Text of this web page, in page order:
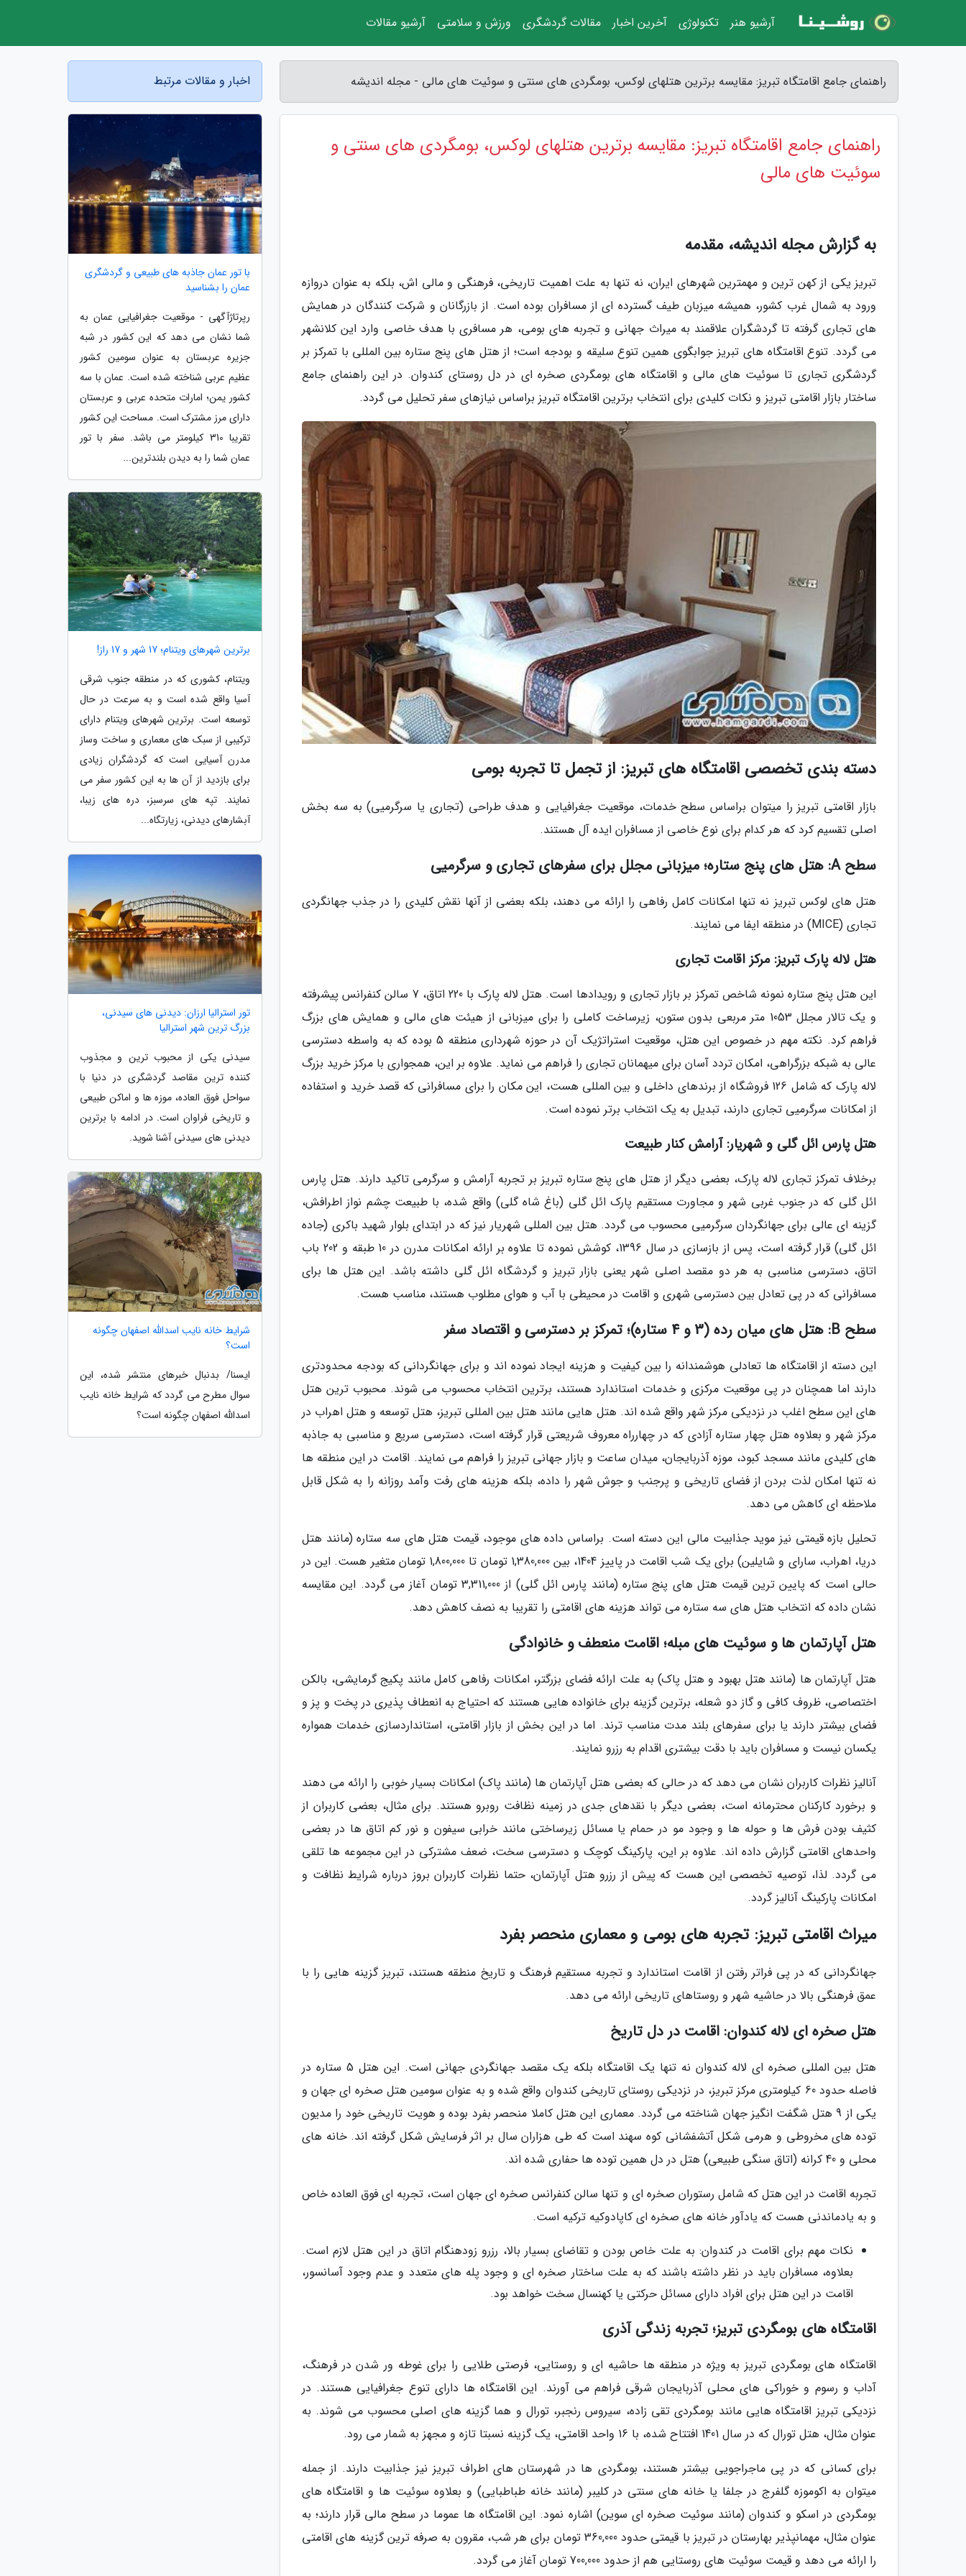
راهنمای جامع اقامتگاه تبریز: مقایسه برترین هتلهای لوکس، بومگردی های سنتی و سوئیت های مالی - مجله اندیشه
راهنمای جامع اقامتگاه تبریز: مقایسه برترین هتلهای لوکس، بومگردی های سنتی و
سوئیت های مالی
به گزارش مجله اندیشه، مقدمه
تبریز یکی از کهن ترین و مهمترین شهرهای ایران، نه تنها به علت اهمیت تاریخی، فرهنگی و مالی اش، بلکه به عنوان دروازه
ورود به شمال غرب کشور، همیشه میزبان طیف گسترده ای از مسافران بوده است. از بازرگانان و شرکت کنندگان در همایش
های تجاری گرفته تا گردشگران علاقمند به میراث جهانی و تجربه های بومی، هر مسافری با هدف خاصی وارد این کلانشهر
می گردد. تنوع اقامتگاه های تبریز جوابگوی همین تنوع سلیقه و بودجه است؛ از هتل های پنج ستاره بین المللی با تمرکز بر
گردشگری تجاری تا سوئیت های مالی و اقامتگاه های بومگردی صخره ای در دل روستای کندوان. در این راهنمای جامع
ساختار بازار اقامتی تبریز و نکات کلیدی برای انتخاب برترین اقامتگاه تبریز براساس نیازهای سفر تحلیل می گردد.
دسته بندی تخصصی اقامتگاه های تبریز: از تجمل تا تجربه بومی
بازار اقامتی تبریز را میتوان براساس سطح خدمات، موقعیت جغرافیایی و هدف طراحی (تجاری یا سرگرمیی) به سه بخش
اصلی تقسیم کرد که هر کدام برای نوع خاصی از مسافران ایده آل هستند.
سطح A: هتل های پنج ستاره؛ میزبانی مجلل برای سفرهای تجاری و سرگرمیی
هتل های لوکس تبریز نه تنها امکانات کامل رفاهی را ارائه می دهند، بلکه بعضی از آنها نقش کلیدی را در جذب جهانگردی
تجاری (MICE) در منطقه ایفا می نمایند.
هتل لاله پارک تبریز: مرکز اقامت تجاری
این هتل پنج ستاره نمونه شاخص تمرکز بر بازار تجاری و رویدادها است. هتل لاله پارک با 220 اتاق، 7 سالن کنفرانس پیشرفته
و یک تالار مجلل 1053 متر مربعی بدون ستون، زیرساخت کاملی را برای میزبانی از هیئت های مالی و همایش های بزرگ
فراهم کرد. نکته مهم در خصوص این هتل، موقعیت استراتژیک آن در حوزه شهرداری منطقه 5 بوده که به واسطه دسترسی
عالی به شبکه بزرگراهی، امکان تردد آسان برای میهمانان تجاری را فراهم می نماید. علاوه بر این، همجواری با مرکز خرید بزرگ
لاله پارک که شامل 126 فروشگاه از برندهای داخلی و بین المللی هست، این مکان را برای مسافرانی که قصد خرید و استفاده
از امکانات سرگرمیی تجاری دارند، تبدیل به یک انتخاب برتر نموده است.
هتل پارس ائل گلی و شهریار: آرامش کنار طبیعت
برخلاف تمرکز تجاری لاله پارک، بعضی دیگر از هتل های پنج ستاره تبریز بر تجربه آرامش و سرگرمی تاکید دارند. هتل پارس
ائل گلی که در جنوب غربی شهر و مجاورت مستقیم پارک ائل گلی (باغ شاه گلی) واقع شده، با طبیعت چشم نواز اطرافش،
گزینه ای عالی برای جهانگردان سرگرمیی محسوب می گردد. هتل بین المللی شهریار نیز که در ابتدای بلوار شهید باکری (جاده
ائل گلی) قرار گرفته است، پس از بازسازی در سال 1396، کوشش نموده تا علاوه بر ارائه امکانات مدرن در 10 طبقه و 202 باب
اتاق، دسترسی مناسبی به هر دو مقصد اصلی شهر یعنی بازار تبریز و گردشگاه ائل گلی داشته باشد. این هتل ها برای
مسافرانی که در پی تعادل بین دسترسی شهری و اقامت در محیطی با آب و هوای مطلوب هستند، مناسب هست.
سطح B: هتل های میان رده (3 و 4 ستاره)؛ تمرکز بر دسترسی و اقتصاد سفر
این دسته از اقامتگاه ها تعادلی هوشمندانه را بین کیفیت و هزینه ایجاد نموده اند و برای جهانگردانی که بودجه محدودتری
دارند اما همچنان در پی موقعیت مرکزی و خدمات استاندارد هستند، برترین انتخاب محسوب می شوند. محبوب ترین هتل
های این سطح اغلب در نزدیکی مرکز شهر واقع شده اند. هتل هایی مانند هتل بین المللی تبریز، هتل توسعه و هتل اهراب در
مرکز شهر و بعلاوه هتل چهار ستاره آزادی که در چهارراه معروف شریعتی قرار گرفته است، دسترسی سریع و مناسبی به جاذبه
های کلیدی مانند مسجد کبود، موزه آذربایجان، میدان ساعت و بازار جهانی تبریز را فراهم می نمایند. اقامت در این منطقه ها
نه تنها امکان لذت بردن از فضای تاریخی و پرجنب و جوش شهر را داده، بلکه هزینه های رفت وآمد روزانه را به شکل قابل
ملاحظه ای کاهش می دهد.
تحلیل بازه قیمتی نیز موید جذابیت مالی این دسته است. براساس داده های موجود، قیمت هتل های سه ستاره (مانند هتل
دریا، اهراب، سارای و شایلین) برای یک شب اقامت در پاییز 1404، بین 1,380,000 تومان تا 1,800,000 تومان متغیر هست. این در
حالی است که پایین ترین قیمت هتل های پنج ستاره (مانند پارس ائل گلی) از 3,311,000 تومان آغاز می گردد. این مقایسه
نشان داده که انتخاب هتل های سه ستاره می تواند هزینه های اقامتی را تقریبا به نصف کاهش دهد.
هتل آپارتمان ها و سوئیت های مبله؛ اقامت منعطف و خانوادگی
هتل آپارتمان ها (مانند هتل بهبود و هتل پاک) به علت ارائه فضای بزرگتر، امکانات رفاهی کامل مانند پکیج گرمایشی، بالکن
اختصاصی، ظروف کافی و گاز دو شعله، برترین گزینه برای خانواده هایی هستند که احتیاج به انعطاف پذیری در پخت و پز و
فضای بیشتر دارند یا برای سفرهای بلند مدت مناسب ترند. اما در این بخش از بازار اقامتی، استانداردسازی خدمات همواره
یکسان نیست و مسافران باید با دقت بیشتری اقدام به رزرو نمایند.
آنالیز نظرات کاربران نشان می دهد که در حالی که بعضی هتل آپارتمان ها (مانند پاک) امکانات بسیار خوبی را ارائه می دهند
و برخورد کارکنان محترمانه است، بعضی دیگر با نقدهای جدی در زمینه نظافت روبرو هستند. برای مثال، بعضی کاربران از
کثیف بودن فرش ها و حوله ها و وجود مو در حمام یا مسائل زیرساختی مانند خرابی سیفون و نور کم اتاق ها در بعضی
واحدهای اقامتی گزارش داده اند. علاوه بر این، پارکینگ کوچک و دسترسی سخت، ضعف مشترکی در این مجموعه ها تلقی
می گردد. لذا، توصیه تخصصی این هست که پیش از رزرو هتل آپارتمان، حتما نظرات کاربران بروز درباره شرایط نظافت و
امکانات پارکینگ آنالیز گردد.
میراث اقامتی تبریز: تجربه های بومی و معماری منحصر بفرد
جهانگردانی که در پی فراتر رفتن از اقامت استاندارد و تجربه مستقیم فرهنگ و تاریخ منطقه هستند، تبریز گزینه هایی را با
عمق فرهنگی بالا در حاشیه شهر و روستاهای تاریخی ارائه می دهد.
هتل صخره ای لاله کندوان: اقامت در دل تاریخ
هتل بین المللی صخره ای لاله کندوان نه تنها یک اقامتگاه بلکه یک مقصد جهانگردی جهانی است. این هتل 5 ستاره در
فاصله حدود 60 کیلومتری مرکز تبریز، در نزدیکی روستای تاریخی کندوان واقع شده و به عنوان سومین هتل صخره ای جهان و
یکی از 9 هتل شگفت انگیز جهان شناخته می گردد. معماری این هتل کاملا منحصر بفرد بوده و هویت تاریخی خود را مدیون
توده های مخروطی و هرمی شکل آتشفشانی کوه سهند است که طی هزاران سال بر اثر فرسایش شکل گرفته اند. خانه های
محلی و 40 کرانه (اتاق سنگی طبیعی) هتل در دل همین توده ها حفاری شده اند.
تجربه اقامت در این هتل که شامل رستوران صخره ای و تنها سالن کنفرانس صخره ای جهان است، تجربه ای فوق العاده خاص
و به یادماندنی هست که یادآور خانه های صخره ای کاپادوکیه ترکیه است.
نکات مهم برای اقامت در کندوان: به علت خاص بودن و تقاضای بسیار بالا، رزرو زودهنگام اتاق در این هتل لازم است.
بعلاوه، مسافران باید در نظر داشته باشند که به علت ساختار صخره ای و وجود پله های متعدد و عدم وجود آسانسور،
اقامت در این هتل برای افراد دارای مسائل حرکتی یا کهنسال سخت خواهد بود.
اقامتگاه های بومگردی تبریز؛ تجربه زندگی آذری
اقامتگاه های بومگردی تبریز به ویژه در منطقه ها حاشیه ای و روستایی، فرصتی طلایی را برای غوطه ور شدن در فرهنگ،
آداب و رسوم و خوراکی های محلی آذربایجان شرقی فراهم می آورند. این اقامتگاه ها دارای تنوع جغرافیایی هستند. در
نزدیکی تبریز اقامتگاه هایی مانند بومگردی تقی زاده، سیروس رنجبر، تورال و هما گزینه های اصلی محسوب می شوند. به
عنوان مثال، هتل تورال که در سال 1401 افتتاح شده، با 16 واحد اقامتی، یک گزینه نسبتا تازه و مجهز به شمار می رود.
برای کسانی که در پی ماجراجویی بیشتر هستند، بومگردی ها در شهرستان های اطراف تبریز نیز جذابیت دارند. از جمله
میتوان به اکوموزه گلفرج در جلفا یا خانه های سنتی در کلیبر (مانند خانه طباطبایی) و بعلاوه سوئیت ها و اقامتگاه های
بومگردی در اسکو و کندوان (مانند سوئیت صخره ای سوین) اشاره نمود. این اقامتگاه ها عموما در سطح مالی قرار دارند؛ به
عنوان مثال، مهمانپذیر بهارستان در تبریز با قیمتی حدود 360,000 تومان برای هر شب، مقرون به صرفه ترین گزینه های اقامتی
را ارائه می دهد و قیمت سوئیت های روستایی هم از حدود 700,000 تومان آغاز می گردد.
اخبار و مقالات مرتبط
با تور عمان جاذبه های طبیعی و گردشگری
عمان را بشناسید
رپرتاژآگهی - موقعیت جغرافیایی عمان به
شما نشان می دهد که این کشور در شبه
جزیره عربستان به عنوان سومین کشور
عظیم عربی شناخته شده است. عمان با سه
کشور یمن؛ امارات متحده عربی و عربستان
دارای مرز مشترک است. مساحت این کشور
تقریبا 310 کیلومتر می باشد. سفر با تور
عمان شما را به دیدن بلندترین...
برترین شهرهای ویتنام؛ 17 شهر و 17 راز!
ویتنام، کشوری که در منطقه جنوب شرقی
آسیا واقع شده است و به سرعت در حال
توسعه است. برترین شهرهای ویتنام دارای
ترکیبی از سبک های معماری و ساخت وساز
مدرن آسیایی است که گردشگران زیادی
برای بازدید از آن ها به این کشور سفر می
نمایند. تپه های سرسبز، دره های زیبا،
آبشارهای دیدنی، زیارتگاه...
تور استرالیا ارزان: دیدنی های سیدنی،
بزرگ ترین شهر استرالیا
سیدنی یکی از محبوب ترین و مجذوب
کننده ترین مقاصد گردشگری در دنیا با
سواحل فوق العاده، موزه ها و اماکن طبیعی
و تاریخی فراوان است. در ادامه با برترین
دیدنی های سیدنی آشنا شوید.
شرایط خانه نایب اسدالله اصفهان چگونه
است؟
ایسنا/ بدنبال خبرهای منتشر شده، این
سوال مطرح می گردد که شرایط خانه نایب
اسدالله اصفهان چگونه است؟
آرشیو هنر تکنولوژی آخرین اخبار مقالات گردشگری ورزش و سلامتی آرشیو مقالات